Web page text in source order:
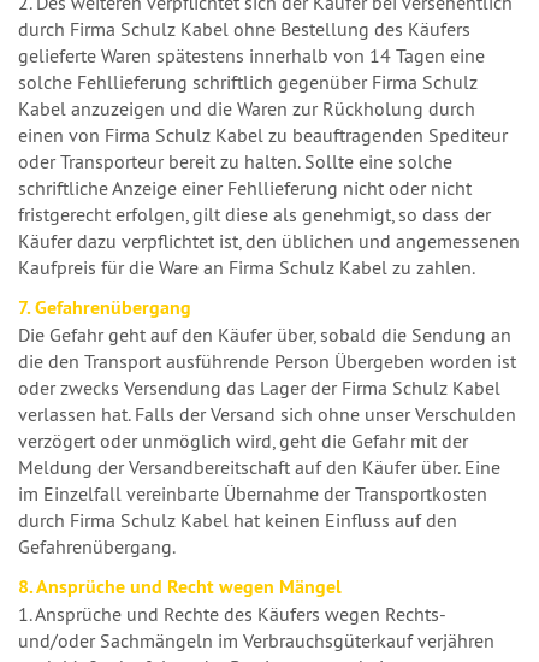
durch Firma Schulz Kabel ohne Bestellung des Käufers
gelieferte Waren spätestens innerhalb von 14 Tagen eine
solche Fehllieferung schriftlich gegenüber Firma Schulz
Kabel anzuzeigen und die Waren zur Rückholung durch
einen von Firma Schulz Kabel zu beauftragenden Spediteur
oder Transporteur bereit zu halten. Sollte eine solche
schriftliche Anzeige einer Fehllieferung nicht oder nicht
fristgerecht erfolgen, gilt diese als genehmigt, so dass der
Käufer dazu verpflichtet ist, den üblichen und angemessenen
Kaufpreis für die Ware an Firma Schulz Kabel zu zahlen.
7. Gefahrenübergang
Die Gefahr geht auf den Käufer über, sobald die Sendung an
die den Transport ausführende Person Übergeben worden ist
oder zwecks Versendung das Lager der Firma Schulz Kabel
verlassen hat. Falls der Versand sich ohne unser Verschulden
verzögert oder unmöglich wird, geht die Gefahr mit der
Meldung der Versandbereitschaft auf den Käufer über. Eine
im Einzelfall vereinbarte Übernahme der Transportkosten
durch Firma Schulz Kabel hat keinen Einfluss auf den
Gefahrenübergang.
8. Ansprüche und Recht wegen Mängel
1. Ansprüche und Rechte des Käufers wegen Rechts-
und/oder Sachmängeln im Verbrauchsgüterkauf verjähren